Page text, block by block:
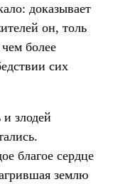
доказывает
он, толь
более
сих
и злодей
благое сердце
землю